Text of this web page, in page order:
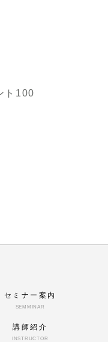
ト100
セミナー案内
SEMMINAR
講師紹介
INSTRUCTOR